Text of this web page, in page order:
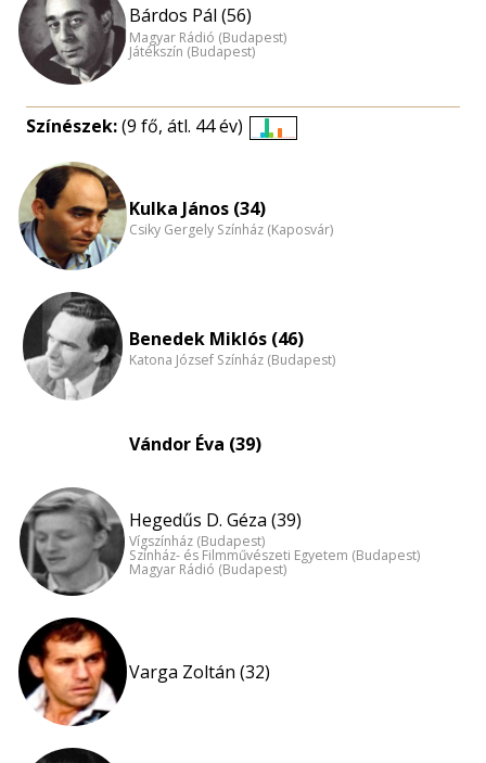
Bárdos Pál (56)
Magyar Rádió (Budapest)
Játékszín (Budapest)
Színészek:(9 fő, átl. 44 év)
Kulka János (34)
Csiky Gergely Színház (Kaposvár)
Benedek Miklós (46)
Katona József Színház (Budapest)
Vándor Éva (39)
Hegedűs D. Géza (39)
Vígszínház (Budapest)
Színház- és Filmművészeti Egyetem (Budapest)
Magyar Rádió (Budapest)
Varga Zoltán (32)